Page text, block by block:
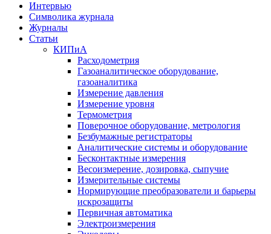
Интервью
Символика журнала
Журналы
Статьи
КИПиА
Расходометрия
Газоаналитическое оборудование,
газоаналитика
Измерение давления
Измерение уровня
Термометрия
Поверочное оборудование, метрология
Безбумажные регистраторы
Аналитические системы и оборудование
Бесконтактные измерения
Весоизмерение, дозировка, сыпучие
Измерительные системы
Нормирующие преобразователи и барьеры
искрозащиты
Первичная автоматика
Электроизмерения